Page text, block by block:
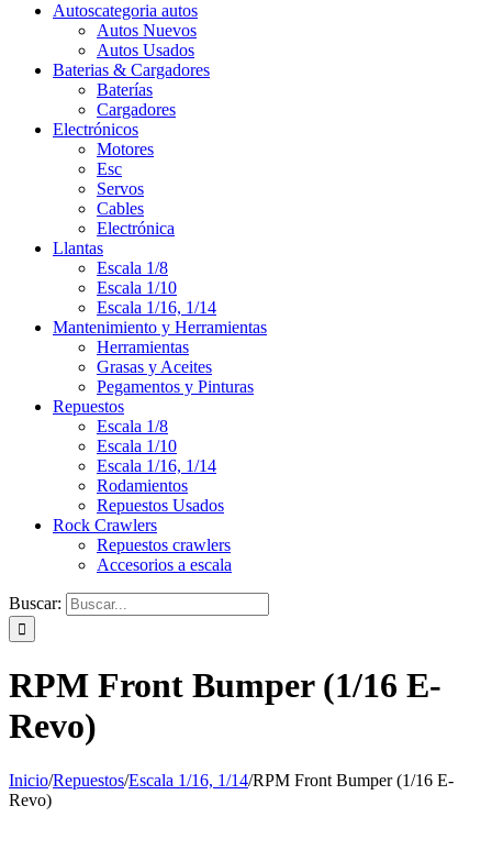
Autoscategoria autos
Autos Nuevos
Autos Usados
Baterias & Cargadores
Baterías
Cargadores
Electrónicos
Motores
Esc
Servos
Cables
Electrónica
Llantas
Escala 1/8
Escala 1/10
Escala 1/16, 1/14
Mantenimiento y Herramientas
Herramientas
Grasas y Aceites
Pegamentos y Pinturas
Repuestos
Escala 1/8
Escala 1/10
Escala 1/16, 1/14
Rodamientos
Repuestos Usados
Rock Crawlers
Repuestos crawlers
Accesorios a escala
Buscar:
RPM Front Bumper (1/16 E-
Revo)
Inicio/Repuestos/Escala 1/16, 1/14/RPM Front Bumper (1/16 E-
Revo)